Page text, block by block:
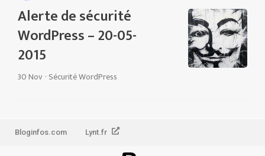
Alerte de sécurité
WordPress – 20-05-
2015
30 Nov · Sécurité WordPress
Bloginfos.com Lynt.fr